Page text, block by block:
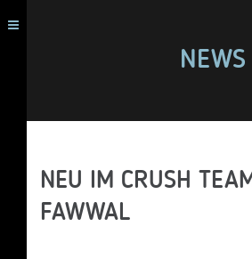
NEWS
NEU IM CRUSH
FAWWAL